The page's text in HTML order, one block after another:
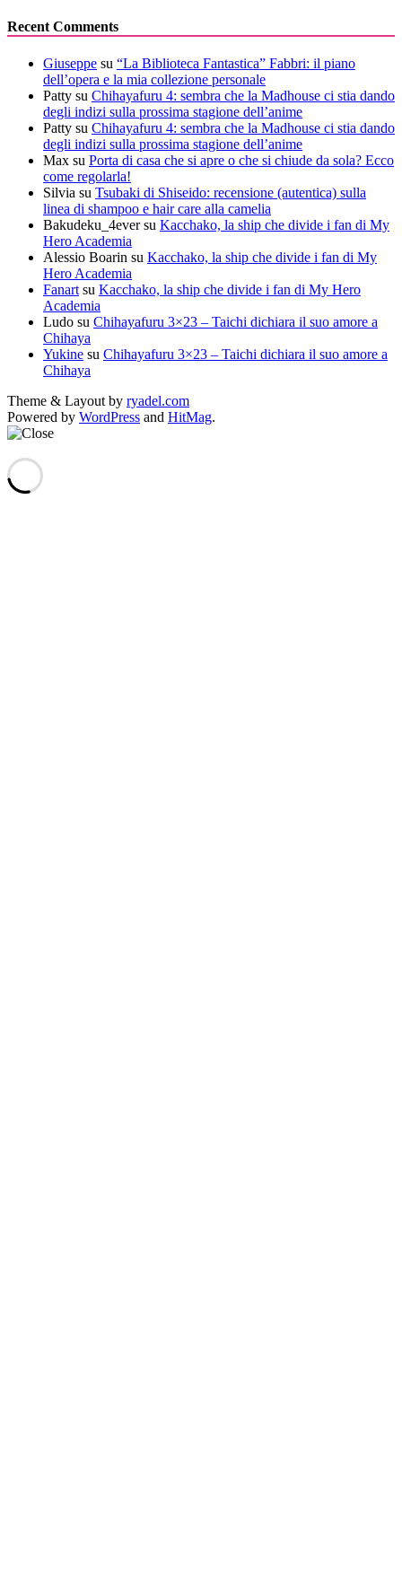
Recent Comments
Giuseppe su “La Biblioteca Fantastica” Fabbri: il piano
dell’opera e la mia collezione personale
Patty su Chihayafuru 4: sembra che la Madhouse ci stia dando
degli indizi sulla prossima stagione dell’anime
Patty su Chihayafuru 4: sembra che la Madhouse ci stia dando
degli indizi sulla prossima stagione dell’anime
Max su Porta di casa che si apre o che si chiude da sola? Ecco
come regolarla!
Silvia su Tsubaki di Shiseido: recensione (autentica) sulla
linea di shampoo e hair care alla camelia
Bakudeku_4eversu Kacchako, la ship che divide i fan di My
Hero Academia
Alessio Boarin su Kacchako, la ship che divide i fan di My
Hero Academia
Fanart su Kacchako, la ship che divide i fan di My Hero
Academia
Ludo su Chihayafuru 3×23 – Taichi dichiara il suo amore a
Chihaya
Yukine su Chihayafuru 3×23 – Taichi dichiara il suo amore a
Chihaya
Theme & Layout by ryadel.com
Powered by WordPress and HitMag.